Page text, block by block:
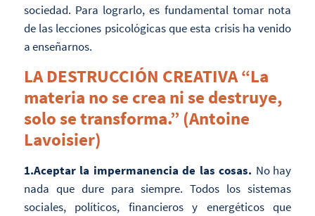
sociedad. Para lograrlo, es fundamental tomar nota
de las lecciones psicológicas que esta crisis ha venido
a enseñarnos.
LA DESTRUCCIÓN CREATIVA “La
materia no se crea ni se destruye,
solo se transforma.” (Antoine
Lavoisier)
1.Aceptar la impermanencia de las cosas. No hay
nada que dure para siempre. Todos los sistemas
sociales, políticos, financieros y energéticos que